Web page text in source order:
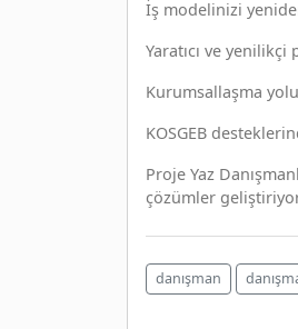
İş modelinizi
Yaratıcı ve
Kurumsallaşma
KOSGEB
Proje Yaz
çözümler
danışman